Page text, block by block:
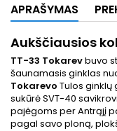
APRAŠYMAS
Aukščiausios
TT-33 Tokarevbuvo
šaunamasis ginklas
Tokarevo Tulos ginklų
sukūrė SVT-40
pajėgoms per Antrąjį
pagal savo ploną,